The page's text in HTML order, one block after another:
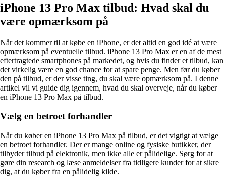
iPhone 13 Pro Max tilbud: Hvad skal du
være opmærksom på
Når det kommer til at købe en iPhone, er det altid en god idé at være
opmærksom på eventuelle tilbud. iPhone 13 Pro Max er en af ​​de mest
eftertragtede smartphones på markedet, og hvis du finder et tilbud, kan
det virkelig være en god chance for at spare penge. Men før du køber
den på tilbud, er der visse ting, du skal være opmærksom på. I denne
artikel vil vi guide dig igennem, hvad du skal overveje, når du køber
en iPhone 13 Pro Max på tilbud.
Vælg en betroet forhandler
Når du køber en iPhone 13 Pro Max på tilbud, er det vigtigt at vælge
en betroet forhandler. Der er mange online og fysiske butikker, der
tilbyder tilbud på elektronik, men ikke alle er pålidelige. Sørg for at
gøre din research og læse anmeldelser fra tidligere kunder for at sikre
dig, at du køber fra en pålidelig kilde.